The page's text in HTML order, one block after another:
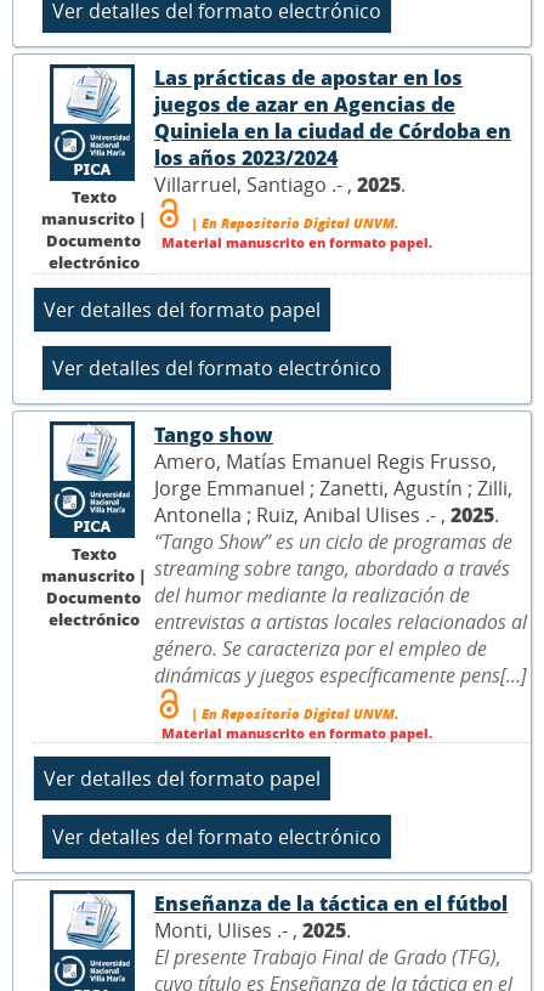
Texto
manuscrito |
Documento
electrónico
Las prácticas de apostar en los
juegos de azar en Agencias de
Quiniela en la ciudad de Córdoba en
los años 2023/2024
Villarruel, Santiago .- , 2025.
| En Repositorio Digital UNVM.
Material manuscrito en formato papel.
Texto
manuscrito |
Documento
electrónico
Tango show
Amero, Matías Emanuel Regis Frusso,
Jorge Emmanuel ; Zanetti, Agustín ; Zilli,
Antonella ; Ruiz, Anibal Ulises .- , 2025.
“Tango Show” es un ciclo de programas de
streaming sobre tango, abordado a través
del humor mediante la realización de
entrevistas a artistas locales relacionados al
género. Se caracteriza por el empleo de
dinámicas y juegos específicamente pens[...]
| En Repositorio Digital UNVM.
Material manuscrito en formato papel.
Enseñanza de la táctica en el fútbol
Monti, Ulises .- , 2025.
El presente Trabajo Final de Grado (TFG),
cuyo título es Enseñanza de la táctica en el